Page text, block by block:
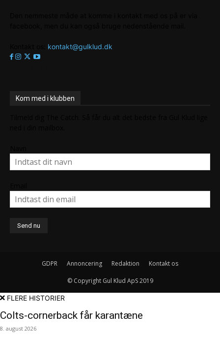
kontakt@gulklud.dk
Kom med i klubben
GDPR Annoncering Redaktion Kontakt os
© Copyright Gul Klud ApS 2019
FLERE HISTORIER
Colts-cornerback får karantæne
8. august 2026